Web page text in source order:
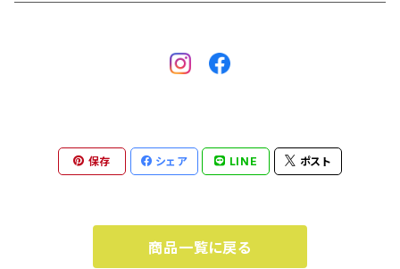
保存 シェア LINE ポスト
商品一覧に戻る